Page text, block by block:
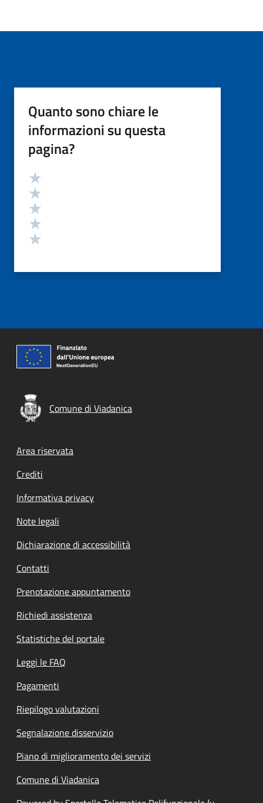
Quanto sono chiare le
informazioni su questa
pagina?
Valutazione
Comune di Viadanica
Footer menu
Area riservata
Crediti
Informativa privacy
Note legali
Dichiarazione di accessibilità
Contatti
Prenotazione appuntamento
Richiedi assistenza
Statistiche del portale
Leggi le FAQ
Pagamenti
Riepilogo valutazioni
Segnalazione disservizio
Piano di miglioramento dei servizi
Comune di Viadanica